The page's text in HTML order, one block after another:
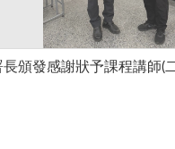
長頒發感謝狀予課程講師(